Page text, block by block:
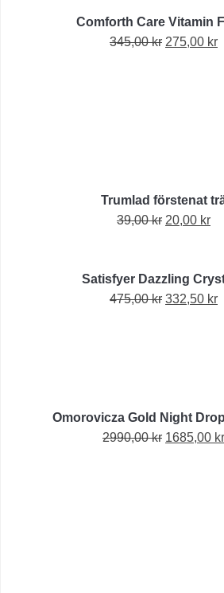
Comforth Care Vitamin
345,00kr Det
275,00 kr
Trumlad förstenat
39,00kr Det
var:
39,00 kr.
20,00 krDet
är:
Satisfyer Dazzling
475,00kr Det
332,50 kr
Omorovicza Gold Night
2990,00kr Det
1685,00 kr